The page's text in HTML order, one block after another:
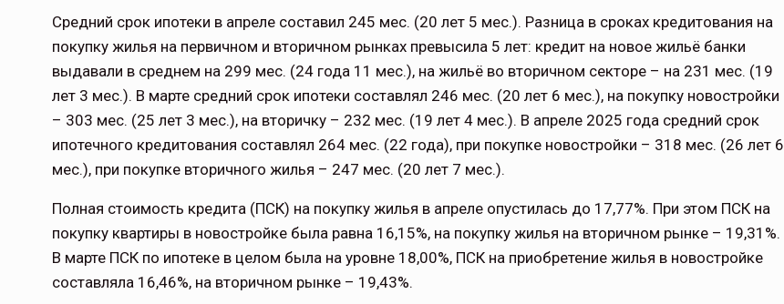
Средний срок ипотеки в апреле составил 245 мес. (20 лет 5 мес.). Разница в сроках кредитования на
покупку жилья на первичном и вторичном рынках превысила 5 лет: кредит на новое жильё банки
выдавали в среднем на 299 мес. (24 года 11 мес.), на жильё во вторичном секторе – на 231 мес. (19
лет 3 мес.). В марте средний срок ипотеки составлял 246 мес. (20 лет 6 мес.), на покупку новостройки
– 303 мес. (25 лет 3 мес.), на вторичку – 232 мес. (19 лет 4 мес.). В апреле 2025 года средний срок
ипотечного кредитования составлял 264 мес. (22 года), при покупке новостройки – 318 мес. (26 лет 6
мес.), при покупке вторичного жилья – 247 мес. (20 лет 7 мес.).
Полная стоимость кредита (ПСК) на покупку жилья в апреле опустилась до 17,77%. При этом ПСК на
покупку квартиры в новостройке была равна 16,15%, на покупку жилья на вторичном рынке – 19,31%.
В марте ПСК по ипотеке в целом была на уровне 18,00%, ПСК на приобретение жилья в новостройке
составляла 16,46%, на вторичном рынке – 19,43%.